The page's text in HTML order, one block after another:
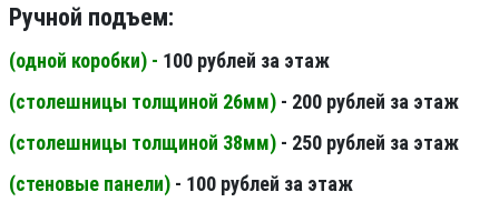
Ручной подъем:
(одной коробки) - 100 рублей за этаж
(столешницы толщиной 26мм) - 200 рублей за этаж
(столешницы толщиной 38мм) - 250 рублей за этаж
(стеновые панели) - 100 рублей за этаж